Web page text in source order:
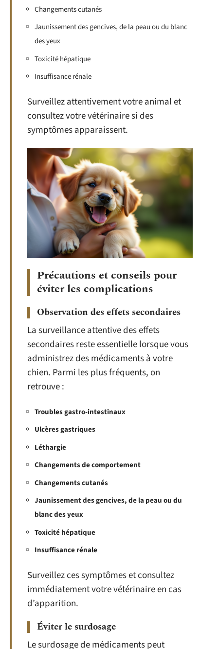
Changements cutanés
Jaunissement des gencives, de la peau ou du blanc
des yeux
Toxicité hépatique
Insuffisance rénale
Surveillez attentivement votre animal et
consultez votre vétérinaire si des
symptômes apparaissent.
Précautions et conseils pour
éviter les complications
Observation des effets secondaires
La surveillance attentive des effets
secondaires reste essentielle lorsque vous
administrez des médicaments à votre
chien. Parmi les plus fréquents, on
retrouve :
Troubles gastro-intestinaux
Ulcères gastriques
Léthargie
Changements de comportement
Changements cutanés
Jaunissement des gencives, de la peau ou du
blanc des yeux
Toxicité hépatique
Insuffisance rénale
Surveillez ces symptômes et consultez
immédiatement votre vétérinaire en cas
d’apparition.
Éviter le surdosage
Le surdosage de médicaments peut